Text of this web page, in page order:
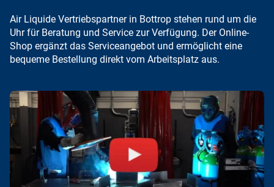
Air Liquide Vertriebspartner in Bottrop stehen rund um die
Uhr für Beratung und Service zur Verfügung. Der Online-
Shop ergänzt das Serviceangebot und ermöglicht eine
bequeme Bestellung direkt vom Arbeitsplatz aus.